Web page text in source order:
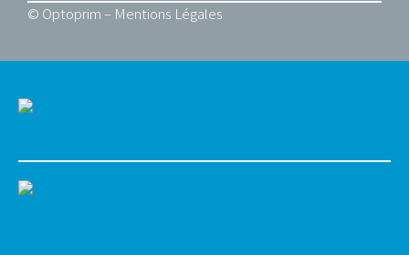
© Optoprim – Mentions Légales